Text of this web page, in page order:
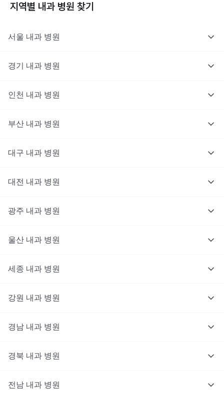
지역별 내과 병원 찾기
서울 내과 병원
경기 내과 병원
인천 내과 병원
부산 내과 병원
대구 내과 병원
대전 내과 병원
광주 내과 병원
울산 내과 병원
세종 내과 병원
강원 내과 병원
경남 내과 병원
경북 내과 병원
전남 내과 병원